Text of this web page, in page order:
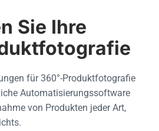
Sie Ihre
für 360°-Produktfotografie
Automatisierungssoftware
von Produkten jeder Art,